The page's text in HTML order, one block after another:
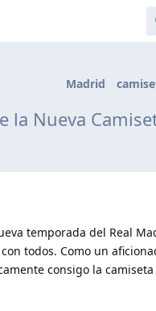
Madrid
la Nueva
temporada del Real
todos. Como un
consigo la